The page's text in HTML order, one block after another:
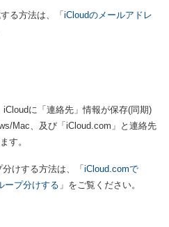
る方法は、「 iCloudのメールアドレ
iCloudに「連絡先」情報が保存(同期)
Mac、及び「iCloud.com」と連絡先
す。
けする方法は、「 iCloud.comで
ープ分けする 」をご覧ください。